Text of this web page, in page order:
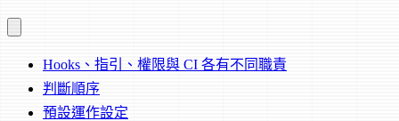
Hooks、指引、權限與 CI 各有不同職責
判斷順序
預設運作設定